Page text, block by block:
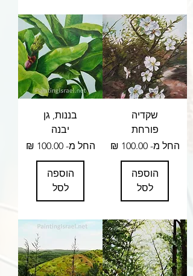
שקדיה
פורחת
החל מ-
‏100.00 ‏₪
מחיר מבצע
הוספה
לסל
בננות, גן
יבנה
החל מ-
‏100.00 ‏₪
מחיר מבצע
הוספה
לסל